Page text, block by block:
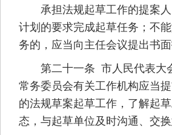
承担法规起草工作的提案人
计划的要求完成起草任务；不
务的，应当向主任会议提出书面
第二十一条 市人民代表大会
常务委员会有关工作机构应当
的法规草案起草工作，了解起
态，与起草单位及时沟通、交换